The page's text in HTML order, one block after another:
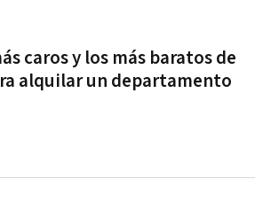
caros y los más baratos de
alquilar un departamento